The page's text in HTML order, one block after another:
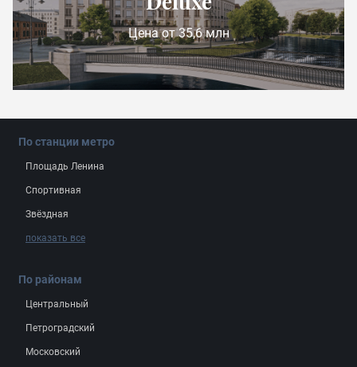
Цена от 35,6 млн
По станции метро
Площадь Ленина
Спортивная
Звёздная
показать все
По районам
Центральный
Петроградский
Московский